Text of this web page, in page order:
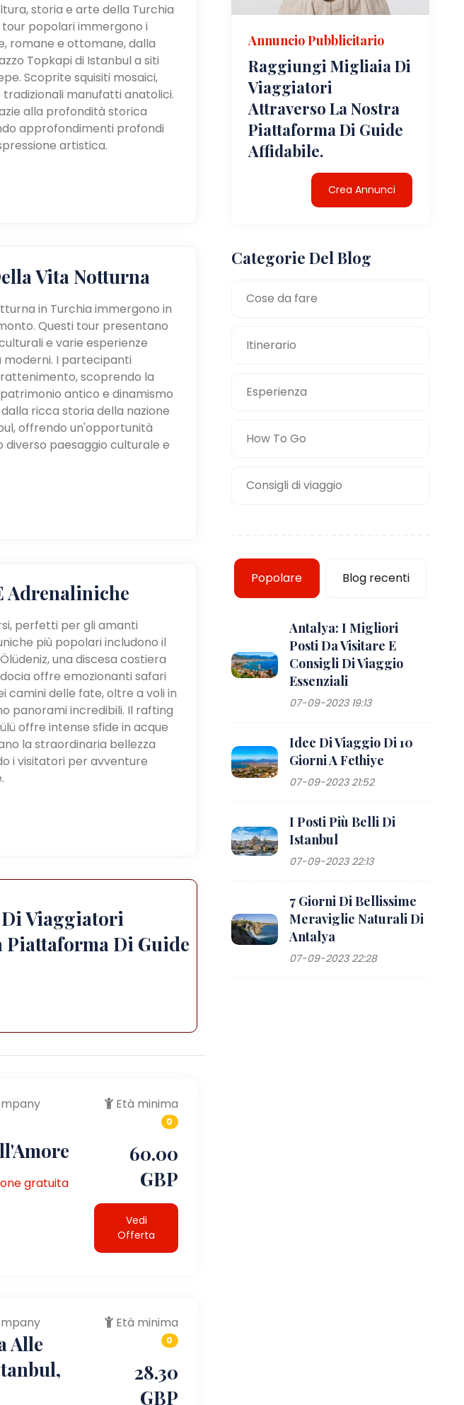
storia e arte della Turchia
popolari immergono i
romane e ottomane, dalla
Topkapi di Istanbul a siti
Scoprite squisiti mosaici,
manufatti anatolici.
alla profondità storica
approfondimenti profondi
artistica.
Vita Notturna
in Turchia immergono in
Questi tour presentano
e varie esperienze
moderni. I partecipanti
scoprendo la
antico e dinamismo
ricca storia della nazione
offrendo un'opportunità
paesaggio culturale e
Adrenaliniche
perfetti per gli amanti
più popolari includono il
una discesa costiera
offre emozionanti safari
camini delle fate, oltre a voli in
panorami incredibili. Il rafting
offre intense sfide in acque
la straordinaria bellezza
i visitatori per avventure
Viaggiatori
Piattaforma Di Guide
gratuita
Età minima
0
60.00
GBP
Vedi
Offerta
Alle
Età minima
0
28.30
GBP
Annuncio Pubblicitario
Raggiungi Migliaia Di
Viaggiatori
Attraverso La Nostra
Piattaforma Di Guide
Affidabile.
Crea Annunci
Categorie Del Blog
Cose da fare
Itinerario
Esperienza
How To Go
Consigli di viaggio
Popolare Blog recenti
Antalya: I Migliori
Posti Da Visitare E
Consigli Di Viaggio
Essenziali
07-09-2023 19:13
Idee Di Viaggio Di 10
Giorni A Fethiye
07-09-2023 21:52
I Posti Più Belli Di
Istanbul
07-09-2023 22:13
7 Giorni Di Bellissime
Meraviglie Naturali Di
Antalya
07-09-2023 22:28